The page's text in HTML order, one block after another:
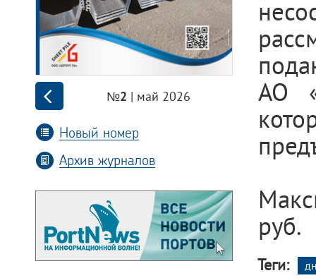
№2 | май 2026
Новый номер
Архив журналов
АО
руб.
Теги: